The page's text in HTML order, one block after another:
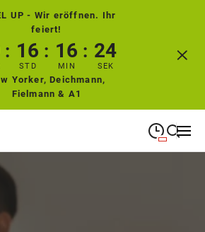
UP - Wir eröffnen. Ihr
feiert!
16
STD
16
MIN
23
SEK
Yorker, Deichmann,
Fielmann & A1